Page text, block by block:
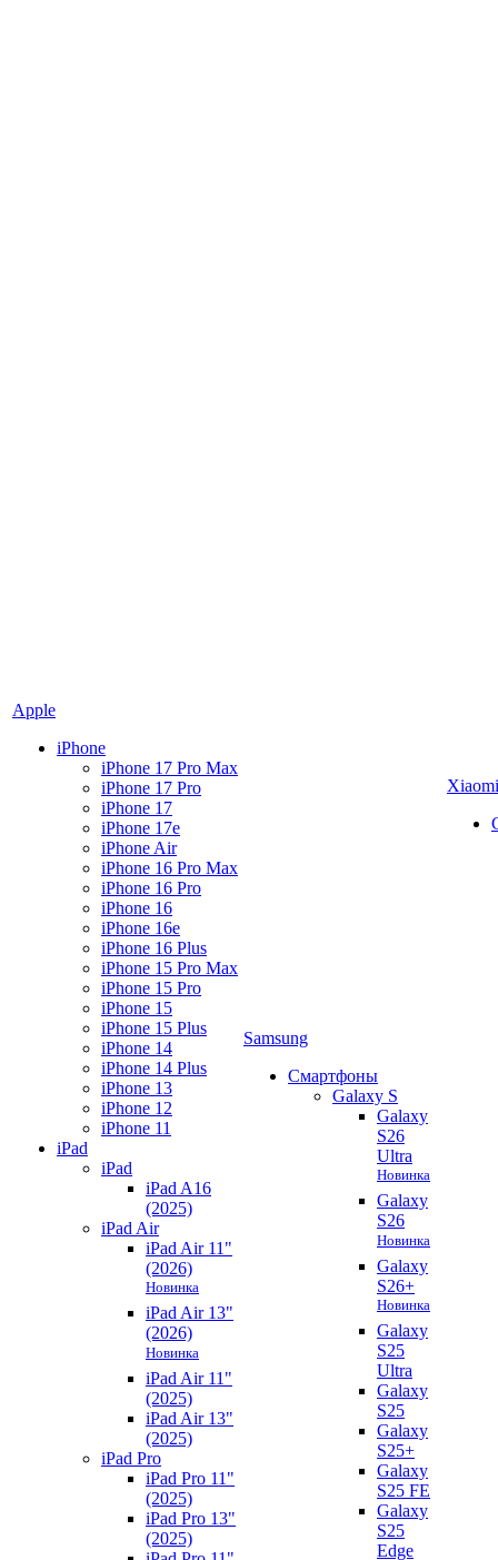
Apple
iPhone
iPhone 17 Pro Max
iPhone 17 Pro
iPhone 17
iPhone 17e
iPhone Air
iPhone 16 Pro Max
iPhone 16 Pro
iPhone 16
iPhone 16e
iPhone 16 Plus
iPhone 15 Pro Max
iPhone 15 Pro
iPhone 15
iPhone 15 Plus
iPhone 14
iPhone 14 Plus
iPhone 13
iPhone 12
iPhone 11
iPad
iPad
iPad A16
(2025)
iPad Air
iPad Air 11"
(2026)
Новинка
iPad Air 13"
(2026)
Новинка
iPad Air 11"
(2025)
iPad Air 13"
(2025)
iPad Pro
iPad Pro 11"
(2025)
iPad Pro 13"
(2025)
Samsung
Смартфоны
Galaxy S
Galaxy
S26
Ultra
Новинка
Galaxy
S26
Новинка
Galaxy
S26+
Новинка
Galaxy
S25
Ultra
Galaxy
S25
Galaxy
S25+
Galaxy
S25 FE
Galaxy
S25
Edge
Xiaomi